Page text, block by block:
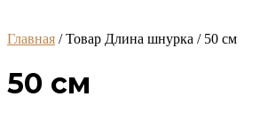
Главная / Товар Длина шнурка / 50 см
50 см